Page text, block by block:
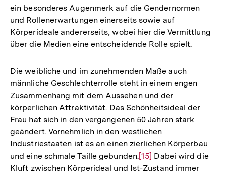
ein besonderes Augenmerk auf die Gendernormen
und Rollenerwartungen einerseits sowie auf
Körperideale andererseits, wobei hier die Vermittlung
über die Medien eine entscheidende Rolle spielt.
Die weibliche und im zunehmenden Maße auch
männliche Geschlechterrolle steht in einem engen
Zusammenhang mit dem Aussehen und der
körperlichen Attraktivität. Das Schönheitsideal der
Frau hat sich in den vergangenen 50 Jahren stark
geändert. Vornehmlich in den westlichen
Industriestaaten ist es an einen zierlichen Körperbau
und eine schmale Taille gebunden.Zur
Auflösung
[15] Dabei wird die
Kluft zwischen Körperideal und Ist-Zustand immer